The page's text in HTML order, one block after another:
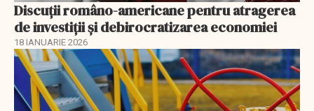
Discuţii româno-americane pentru atragerea
de investiţii şi debirocratizarea economiei
18 IANUARIE 2026